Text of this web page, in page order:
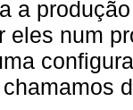
a
eles num